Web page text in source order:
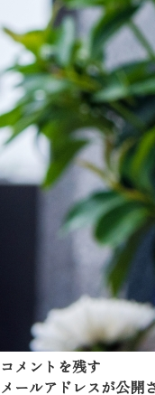
コメントを残す
メールアドレスが公開